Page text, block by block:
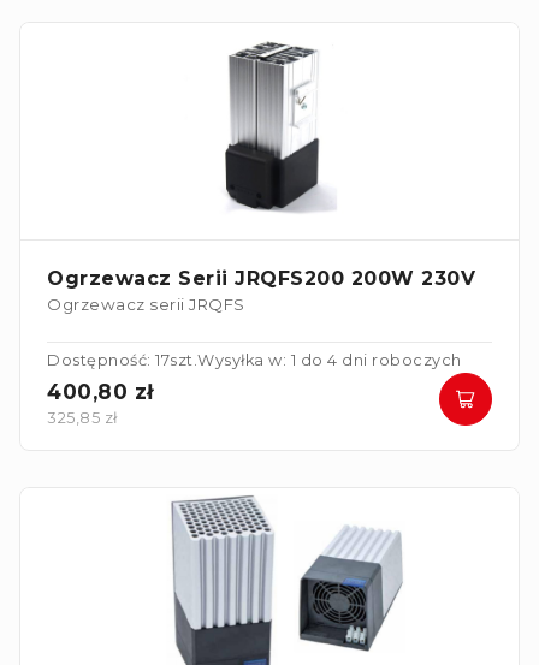
Ogrzewacz Serii JRQFS200 200W 230V
Ogrzewacz serii JRQFS
Dostępność: 17szt.Wysyłka w: 1 do 4 dni roboczych
400,80 zł
325,85 zł